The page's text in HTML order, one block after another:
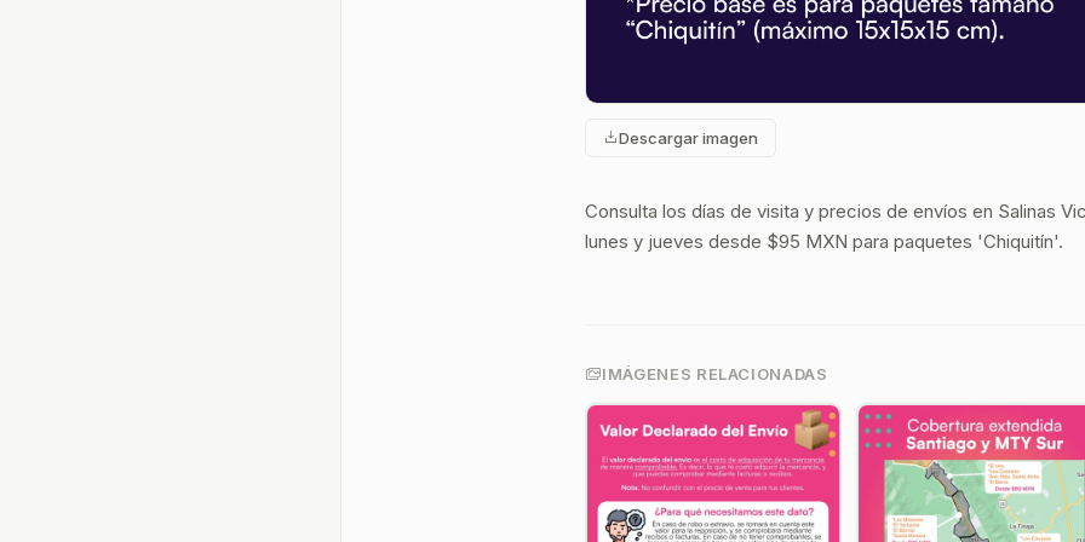
Descargar imagen
Consulta los días de visita y precios de envíos en Salinas
lunes y jueves desde $95 MXN para paquetes 'Chiquitín'.
IMÁGENES RELACIONADAS